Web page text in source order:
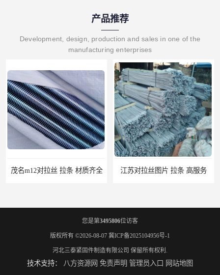
产品推荐
Development, design, production and sales in one of the
manufacturing enterprises
茂名m12对拉丝 拉条 材质齐全 江苏对拉丝图片 拉条 高服务
您是第3495806位访客
版权所有 ©2026-08-07 冀ICP备2025104956号-1
河北三泰紧固件制造有限公司 保留所有权利.
技术支持： 八方资源网 免责声明 管理员入口 网站地图